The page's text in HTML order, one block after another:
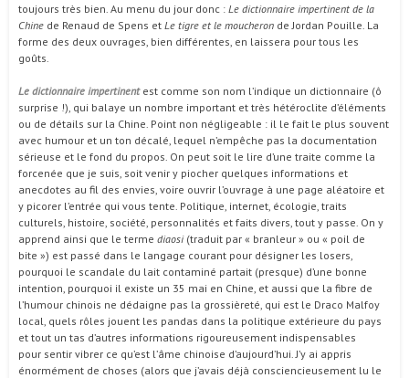
toujours très bien. Au menu du jour donc : Le dictionnaire impertinent de la
Chine de Renaud de Spens et Le tigre et le moucheron de Jordan Pouille. La
forme des deux ouvrages, bien différentes, en laissera pour tous les
goûts.
Le dictionnaire impertinentest comme son nom l’indique un dictionnaire (ô
surprise !), qui balaye un nombre important et très hétéroclite d’éléments
ou de détails sur la Chine. Point non négligeable : il le fait le plus souvent
avec humour et un ton décalé, lequel n’empêche pas la documentation
sérieuse et le fond du propos. On peut soit le lire d’une traite comme la
forcenée que je suis, soit venir y piocher quelques informations et
anecdotes au fil des envies, voire ouvrir l’ouvrage à une page aléatoire et
y picorer l’entrée qui vous tente. Politique, internet, écologie, traits
culturels, histoire, société, personnalités et faits divers, tout y passe. On y
apprend ainsi que le terme diaosi(traduit par « branleur » ou « poil de
bite ») est passé dans le langage courant pour désigner les losers,
pourquoi le scandale du lait contaminé partait (presque) d’une bonne
intention, pourquoi il existe un 35 mai en Chine, et aussi que la fibre de
l’humour chinois ne dédaigne pas la grossièreté, qui est le Draco Malfoy
local, quels rôles jouent les pandas dans la politique extérieure du pays
et tout un tas d’autres informations rigoureusement indispensables
pour sentir vibrer ce qu’est l’âme chinoise d’aujourd’hui. J’y ai appris
énormément de choses (alors que j’avais déjà consciencieusement lu le